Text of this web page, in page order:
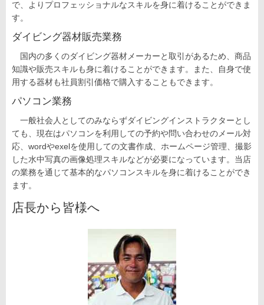
で、よりプロフェッショナルなスキルを身に着けることができま
す。
ダイビング器材販売業務
国内の多くのダイビング器材メーカーと取引があるため、商品
知識や販売スキルも身に着けることができます。また、自身で使
用する器材も社員割引価格で購入することもできます。
パソコン業務
一般社会人としてのみならずダイビングインストラクターとし
ても、現在はパソコンを利用しての予約や問い合わせのメール対
応、wordやexelを使用しての文書作成、ホームページ管理、撮影
した水中写真の画像処理スキルなどが必要になっています。当店
の業務を通じて基本的なパソコンスキルを身に着けることができ
ます。
店長から皆様へ